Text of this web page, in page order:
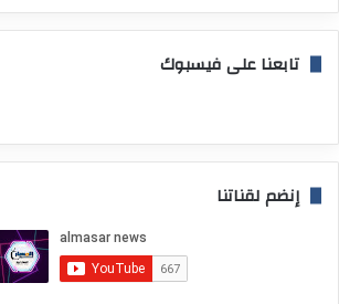
تابعنا على فيسبوك
إنضم لقناتنا